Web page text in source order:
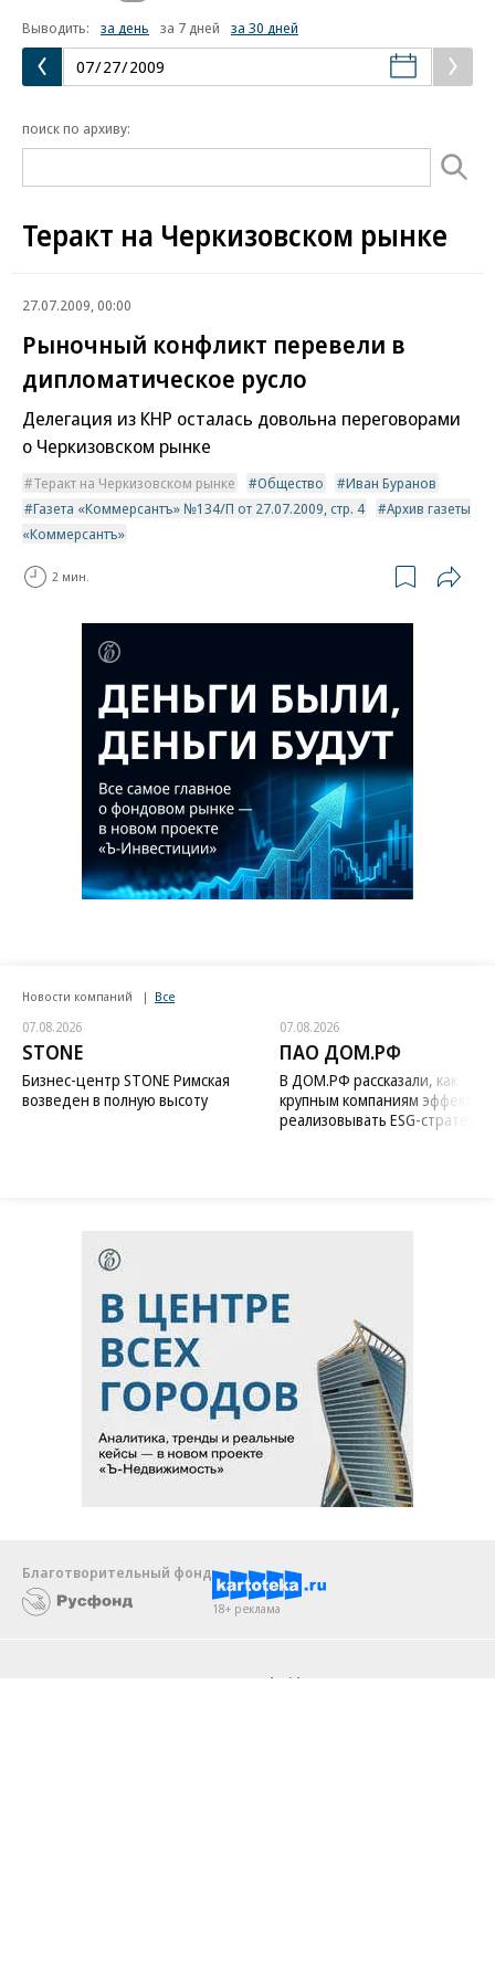
Выводить:
за день за 7 дней за 30 дней
поиск по архиву:
Теракт на Черкизовском рынке
27.07.2009, 00:00
Рыночный конфликт перевели в
дипломатическое русло
Делегация из КНР осталась довольна переговорами
о Черкизовском рынке
Теракт на Черкизовском рынке Общество
Иван Буранов
Газета «Коммерсантъ» №134/П от 27.07.2009, стр. 4
Архив газеты
«Коммерсантъ»
2 мин.
Новости компаний Все
07.08.2026
STONE
Бизнес-центр STONE Римская
возведен в полную высоту
07.08.2026
ПАО ДОМ.РФ
В ДОМ.РФ рассказали, как
крупным компаниям
реализовывать ESG-стратегию
Благотворительный фонд
18+ реклама
Android